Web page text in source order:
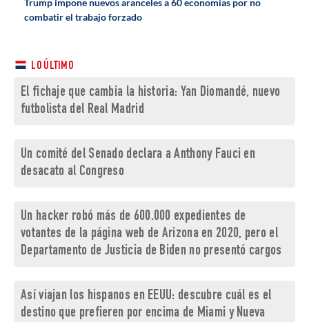
Trump impone nuevos aranceles a 60 economías por no
combatir el trabajo forzado
LO ÚLTIMO
El fichaje que cambia la historia: Yan Diomandé, nuevo
futbolista del Real Madrid
Un comité del Senado declara a Anthony Fauci en
desacato al Congreso
Un hacker robó más de 600.000 expedientes de
votantes de la página web de Arizona en 2020, pero el
Departamento de Justicia de Biden no presentó cargos
Así viajan los hispanos en EEUU: descubre cuál es el
destino que prefieren por encima de Miami y Nueva